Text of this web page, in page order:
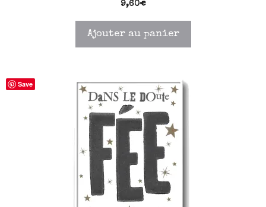
9,60€
Ajouter au panier
Save